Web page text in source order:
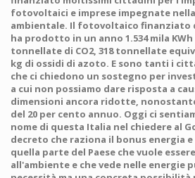
fotovoltaici e imprese impegnate
ambientale. Il fotovoltaico finanziato
ha prodotto in un anno 1.534 mila
tonnellate di CO2, 318 tonnellate
kg di ossidi di azoto. E sono tanti i
che ci chiedono un sostegno per
a cui non possiamo dare risposta a
dimensioni ancora ridotte,
del 20 per cento annuo. Oggi ci
nome di questa Italia nel chiedere al
decreto che raziona il bonus energia
quella parte del Paese che vuole
all'ambiente e che vede nelle energie